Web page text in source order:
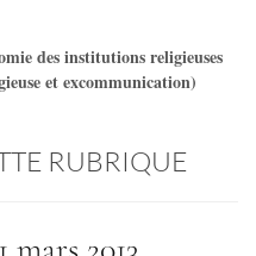
des institutions religieuses
et excommunication)
RUBRIQUE